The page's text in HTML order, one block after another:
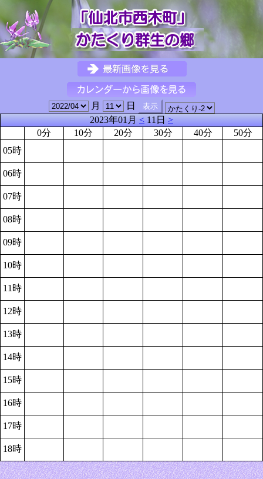
月
日
2023年01月<11日>
0分
10分 20分 30分 40分
50分
05時
06時
07時
08時
09時
10時
11時
12時
13時
14時
15時
16時
17時
18時